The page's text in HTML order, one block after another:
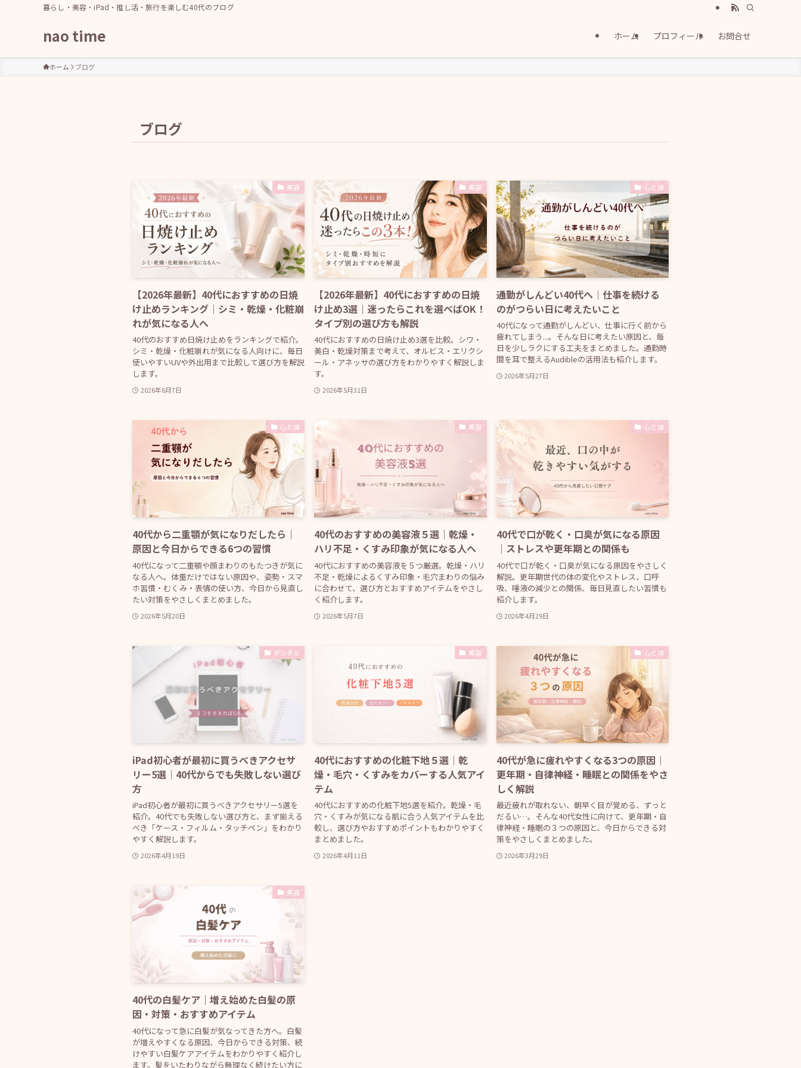
暮らし・美容・iPad・推し活・旅行を楽しむ40代のブログ
nao time ホーム プロフィール お問合せ
ホーム ブログ
ブログ
美容
【2026年最新】40代におすすめの日焼
け止めランキング｜シミ・乾燥・化粧崩
れが気になる人へ
40代のおすすめ日焼け止めをランキングで紹介。
シミ・乾燥・化粧崩れが気になる人向けに、毎日
使いやすいUVや外出用まで比較して選び方を解説
します。
2026年6月7日
美容
【2026年最新】40代におすすめの日焼
け止め3選｜迷ったらこれを選べばOK！
タイプ別の選び方も解説
40代におすすめの日焼け止め3選を比較。シワ・
美白・乾燥対策まで考えて、オルビス・エリクシ
ール・アネッサの選び方をわかりやすく解説しま
す。
2026年5月31日
心と体
通勤がしんどい40代へ｜仕事を続ける
のがつらい日に考えたいこと
40代になって通勤がしんどい、仕事に行く前から
疲れてしまう...。そんな日に考えたい原因と、毎
日を少しラクにする工夫をまとめました。通勤時
間を耳で整えるAudibleの活用法も紹介します。
2026年5月27日
心と体
40代から二重顎が気になりだしたら｜
原因と今日からできる6つの習慣
40代になって二重顎や顔まわりのもたつきが気に
なる人へ。体重だけではない原因や、姿勢・スマ
ホ習慣・むくみ・表情の使い方、今日から見直し
たい対策をやさしくまとめました。
2026年5月20日
美容
40代のおすすめの美容液５選｜乾燥・
ハリ不足・くすみ印象が気になる人へ
40代におすすめの美容液を５つ厳選。乾燥・ハリ
不足・乾燥によるくすみ印象・毛穴まわりの悩み
に合わせて、選び方とおすすめアイテムをやさし
く紹介します。
2026年5月7日
心と体
40代で口が乾く・口臭が気になる原因
｜ストレスや更年期との関係も
40代で口が乾く・口臭が気になる原因をやさしく
解説。更年期世代の体の変化やストレス、口呼
吸、唾液の減少との関係、毎日見直したい習慣も
紹介します。
2026年4月29日
デジタル
iPad初心者が最初に買うべきアクセサ
リー5選｜40代からでも失敗しない選び
方
iPad初心者が最初に買うべきアクセサリー5選を
紹介。40代でも失敗しない選び方と、まず揃える
べき「ケース・フィルム・タッチペン」をわかり
やすく解説します。
2026年4月19日
美容
40代におすすめの化粧下地５選｜乾
燥・毛穴・くすみをカバーする人気アイ
テム
40代におすすめの化粧下地5選を紹介。乾燥・毛
穴・くすみが気になる肌に合う人気アイテムを比
較し、選び方やおすすめポイントもわかりやすく
まとめました。
2026年4月11日
心と体
40代が急に疲れやすくなる3つの原因｜
更年期・自律神経・睡眠との関係をやさ
しく解説
最近疲れが取れない、朝早く目が覚める、ずっと
だるい…。そんな40代女性に向けて、更年期・自
律神経・睡眠の３つの原因と、今日からできる対
策をやさしくまとめました。
2026年3月29日
美容
40代の白髪ケア｜増え始めた白髪の原
因・対策・おすすめアイテム
40代になって急に白髪が気なってきた方へ。白髪
が増えやすくなる原因、今日からできる対策、続
けやすい白髪ケアアイテムをわかりやすく紹介し
ます。髪をいたわりながら無理なく続けたい方に